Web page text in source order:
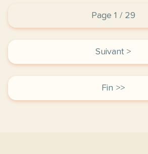
Page 1 / 29
Suivant >
Fin >>